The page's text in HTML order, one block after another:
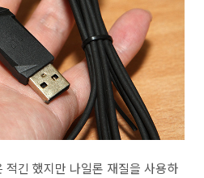
적긴 했지만 나일론 재질을 사용하